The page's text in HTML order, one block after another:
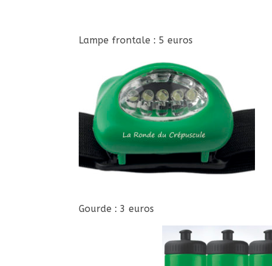
Lampe frontale : 5 euros
Gourde : 3 euros